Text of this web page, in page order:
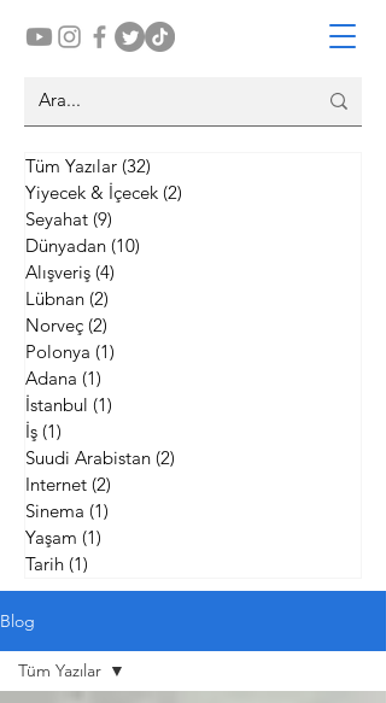
Tüm Yazılar (32)
Yiyecek & İçecek (2)
Seyahat (9)
Dünyadan (10)
Alışveriş (4)
Lübnan (2)
Norveç (2)
Polonya (1)
Adana (1)
İstanbul (1)
İş (1)
Suudi Arabistan (2)
Internet (2)
Sinema (1)
Yaşam (1)
Tarih (1)
Blog
Tüm Yazılar